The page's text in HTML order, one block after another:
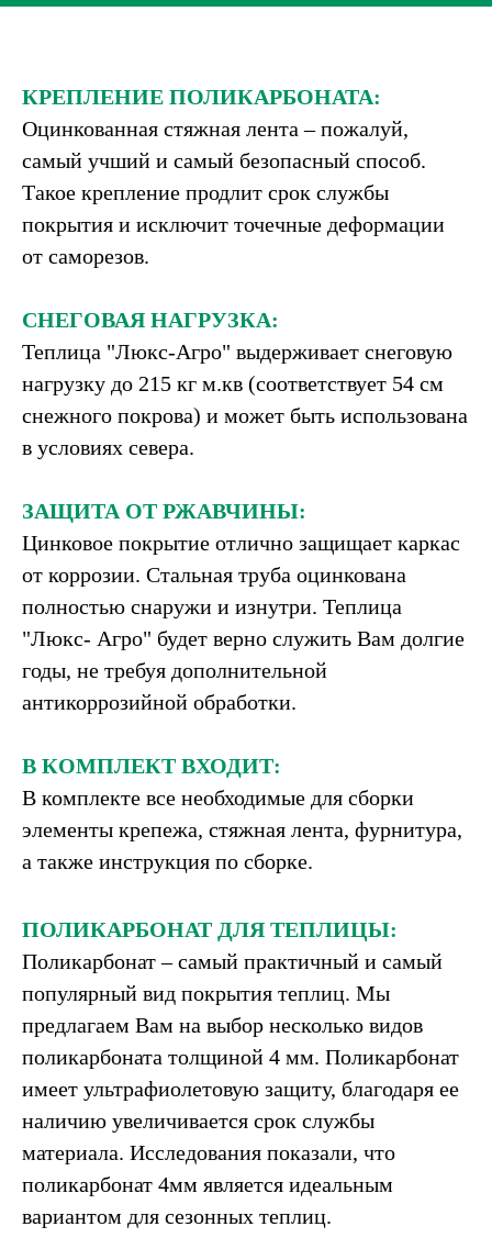
КРЕПЛЕНИЕ ПОЛИКАРБОНАТА:
Оцинкованная стяжная лента – пожалуй,
самый учший и самый безопасный способ.
Такое крепление продлит срок службы
покрытия и исключит точечные деформации
от саморезов.
СНЕГОВАЯ НАГРУЗКА:
Теплица "Люкс-Агро" выдерживает снеговую
нагрузку до 215 кг м.кв (соответствует 54 см
снежного покрова) и может быть использована
в условиях севера.
ЗАЩИТА ОТ РЖАВЧИНЫ:
Цинковое покрытие отлично защищает каркас
от коррозии. Стальная труба оцинкована
полностью снаружи и изнутри. Теплица
"Люкс- Агро" будет верно служить Вам долгие
годы, не требуя дополнительной
антикоррозийной обработки.
В КОМПЛЕКТ ВХОДИТ:
В комплекте все необходимые для сборки
элементы крепежа, стяжная лента, фурнитура,
а также инструкция по сборке.
ПОЛИКАРБОНАТ ДЛЯ ТЕПЛИЦЫ:
Поликарбонат – самый практичный и самый
популярный вид покрытия теплиц. Мы
предлагаем Вам на выбор несколько видов
поликарбоната толщиной 4 мм. Поликарбонат
имеет ультрафиолетовую защиту, благодаря ее
наличию увеличивается срок службы
материала. Исследования показали, что
поликарбонат 4мм является идеальным
вариантом для сезонных теплиц.